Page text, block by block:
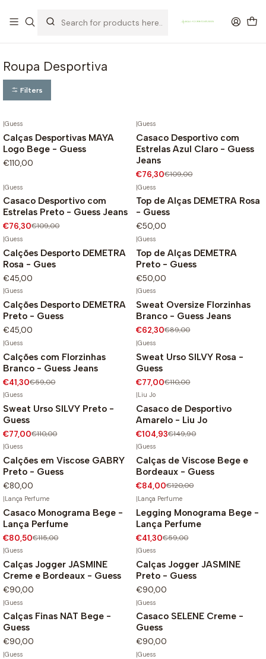
OFERTA DE PORTES DE ENVIO em compras para Portugal superiores a
80€ de artigos sem promoção
Roupa Desportiva
Filters
|Guess
Calças Desportivas MAYA
Logo Bege - Guess
€110,00
-30%
|Guess
Casaco Desportivo com
Estrelas Azul Claro - Guess
Jeans
€76,30€109,00
-30%
|Guess
Casaco Desportivo com
Estrelas Preto - Guess Jeans
€76,30€109,00
|Guess
Top de Alças DEMETRA Rosa
- Guess
€50,00
|Guess
Calções Desporto DEMETRA
Rosa - Gues
€45,00
|Guess
Top de Alças DEMETRA
Preto - Guess
€50,00
|Guess
Calções Desporto DEMETRA
Preto - Guess
€45,00
-30%
|Guess
Sweat Oversize Florzinhas
Branco - Guess Jeans
€62,30€89,00
-30%
|Guess
Calções com Florzinhas
Branco - Guess Jeans
€41,30€59,00
-30%
|Guess
Sweat Urso SILVY Rosa -
Guess
€77,00€110,00
-30%
|Guess
Sweat Urso SILVY Preto -
Guess
€77,00€110,00
-30%
|Liu Jo
Casaco de Desportivo
Amarelo - Liu Jo
€104,93€149,90
|Guess
Calções em Viscose GABRY
Preto - Guess
€80,00
-30%
|Guess
Calças de Viscose Bege e
Bordeaux - Guess
€84,00€120,00
-30%
|Lança Perfume
Casaco Monograma Bege -
Lança Perfume
€80,50€115,00
-30%
|Lança Perfume
Legging Monograma Bege -
Lança Perfume
€41,30€59,00
|Guess
Calças Jogger JASMINE
Creme e Bordeaux - Guess
€90,00
|Guess
Calças Jogger JASMINE
Preto - Guess
€90,00
|Guess
Calças Finas NAT Bege -
Guess
€90,00
|Guess
Casaco SELENE Creme -
Guess
€90,00
|Guess |Guess